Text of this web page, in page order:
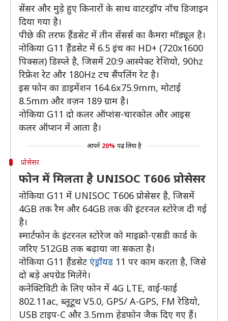
सेंसर और मुड़े हुए किनारों के साथ वाटरड्रॉप नॉच डिजाइन
दिया गया है।
पीछे की तरफ हैंडसेट में तीन सेंसर्स का कैमरा मॉड्यूल है।
नोकिया G11 हैंडसेट में 6.5 इंच का HD+ (720x1600
पिक्सल) डिस्प्ले है, जिसमें 20:9 आस्पेक्ट रेशियो, 90hz
रिफ्रेश रेट और 180Hz टच सैंपलिंग रेट है।
इस फोन का डाइमेंशन 164.6x75.9mm, मोटाई
8.5mm और वज़न 189 ग्राम है।
नोकिया G11 दो कलर ऑप्शंस-चारकोल और आइस
कलर ऑप्शन में आता है।
आपने 20% पढ़ लिया है
प्रोसेसर
फोन में मिलता है UNISOC T606 प्रोसेसर
नोकिया G11 में UNISOC T606 प्रोसेसर है, जिसमें
4GB तक रैम और 64GB तक की इंटरनल स्टोरेज दी गई
है।
स्मार्टफोन के इंटरनल स्टोरेज को माइक्रो-एसडी कार्ड के
जरिए 512GB तक बढ़ाया जा सकता है।
नोकिया G11 हैंडसेट एंड्रॉयड 11 पर काम करता है, जिसे
दो बड़े अपग्रेड मिलेंगे।
कनेक्टिविटी के लिए फोन में 4G LTE, वाई-फाई
802.11ac, ब्लूटूथ V5.0, GPS/ A-GPS, FM रेडियो,
USB टाइप-C और 3.5mm हेडफोन जैक दिए गए हैं।